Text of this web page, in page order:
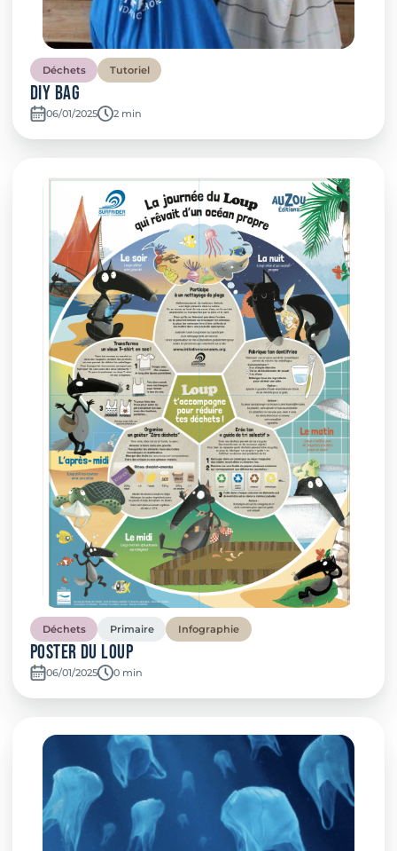
Déchets Tutoriel
DIY BAG
06/01/2025 Temps de lecture:
2 min
Déchets Primaire Infographie
Poster du loup
06/01/2025 Temps de lecture:
0 min